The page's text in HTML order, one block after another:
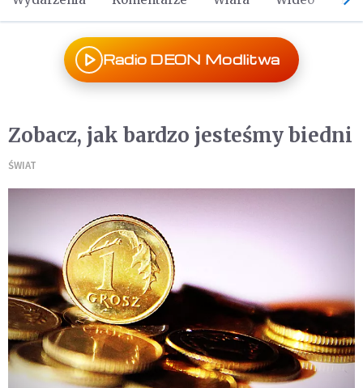
Radio DEON Modlitwa
Zobacz, jak bardzo jesteśmy biedni
ŚWIAT